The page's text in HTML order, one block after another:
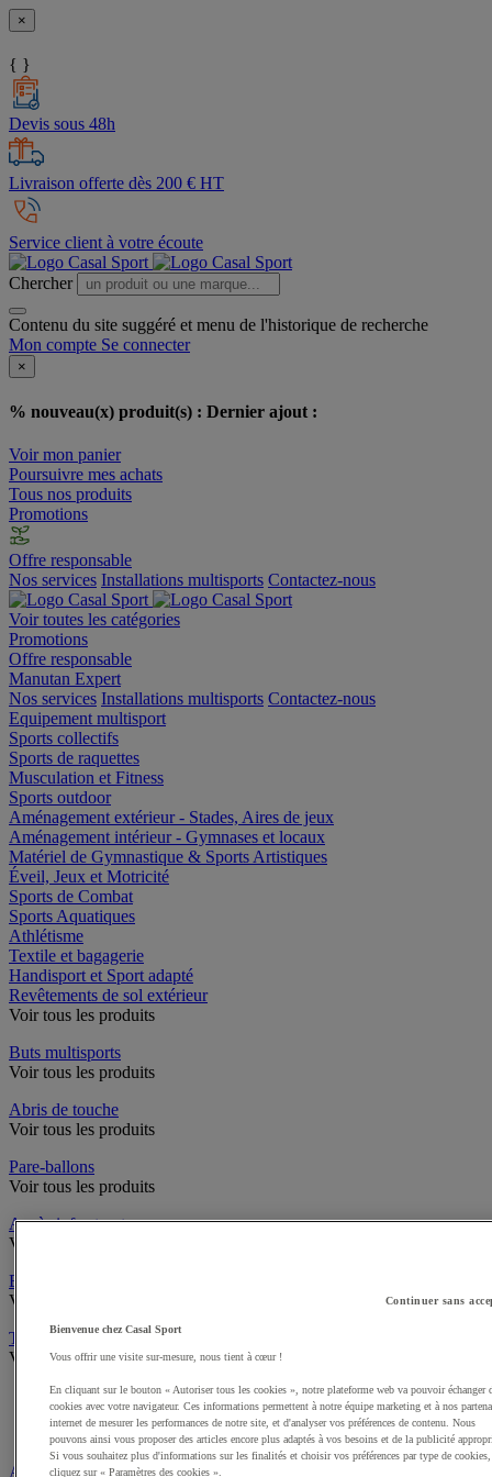
×
{ }
Devis sous 48h
Livraison offerte dès 200 € HT
Service client à votre écoute
Chercher
Contenu du site suggéré et menu de l'historique de recherche
Mon compte Se connecter
×
% nouveau(x) produit(s) : Dernier ajout :
Voir mon panier
Poursuivre mes achats
Tous nos produits
Promotions
Offre responsable
Nos services Installations multisports Contactez-nous
Voir toutes les catégories
Promotions
Offre responsable
Manutan Expert
Nos services Installations multisports Contactez-nous
Equipement multisport
Sports collectifs
Sports de raquettes
Musculation et Fitness
Sports outdoor
Aménagement extérieur - Stades, Aires de jeux
Aménagement intérieur - Gymnases et locaux
Matériel de Gymnastique & Sports Artistiques
Éveil, Jeux et Motricité
Sports de Combat
Sports Aquatiques
Athlétisme
Textile et bagagerie
Handisport et Sport adapté
Revêtements de sol extérieur
Voir tous les produits
Buts multisports
Voir tous les produits
Abris de touche
Voir tous les produits
Pare-ballons
Voir tous les produits
Accès infrastructures
Voir tous les produits
Brosses à chaussures
Voir tous les produits
Traçage et délimitation de terrain
Voir tous les produits
Délimitation de terrain
Peintures pour gazon
Traçeuses pour gazon
Aires de jeux exterieur
Continuer sans
Bienvenue chez Casal Sport
Vous offrir une visite sur-mesure, nous tient à cœur !
En cliquant sur le bouton « Autoriser tous les cookies », notre plateforme web va pouvoir échanger
cookies avec votre navigateur. Ces informations permettent à notre équipe marketing et à nos
internet de mesurer les performances de notre site, et d'analyser vos préférences de contenu. Nous
pouvons ainsi vous proposer des articles encore plus adaptés à vos besoins et de la publicité
Si vous souhaitez plus d'informations sur les finalités et choisir vos préférences par type de cookies,
cliquez sur « Paramètres des cookies ».